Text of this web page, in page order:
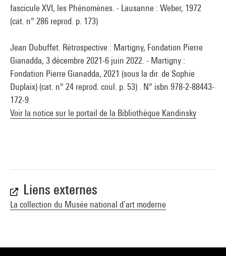
fascicule XVI, les Phénomènes. - Lausanne : Weber, 1972
(cat. n° 286 reprod. p. 173)
Jean Dubuffet. Rétrospective : Martigny, Fondation Pierre
Gianadda, 3 décembre 2021-6 juin 2022. - Martigny :
Fondation Pierre Gianadda, 2021 (sous la dir. de Sophie
Duplaix) (cat. n° 24 reprod. coul. p. 53) . N° isbn 978-2-88443-
172-9
Voir la notice sur le portail de la Bibliothèque Kandinsky
Liens externes
La collection du Musée national d’art moderne